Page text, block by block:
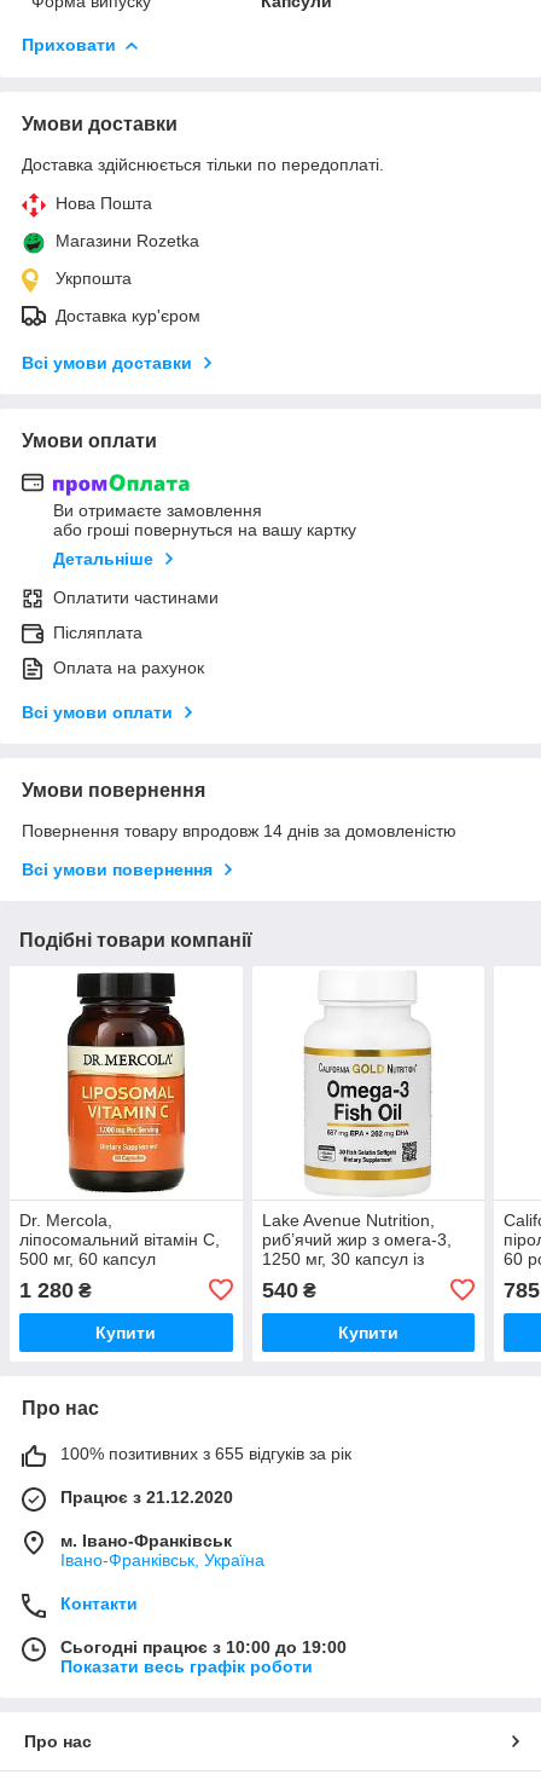
Приховати
Умови доставки
Доставка здійснюється тільки по передоплаті.
Нова Пошта
Магазини Rozetka
Укрпошта
Доставка кур'єром
Всі умови доставки
Умови оплати
Ви отримаєте замовлення
або гроші повернуться на вашу картку
Детальніше
Оплатити частинами
Післяплата
Оплата на рахунок
Всі умови оплати
Умови повернення
Повернення товару впродовж 14 днів за домовленістю
Всі умови повернення
Подібні товари компанії
Dr. Mercola,
ліпосомальний вітамін С,
500 мг, 60 капсул
1 280 ₴
Купити
Lake Avenue Nutrition,
риб’ячий жир з омега-3,
1250 мг, 30 капсул із
540₴
Купити
60
785
Про нас
100% позитивних з 655 відгуків за рік
Працює з 21.12.2020
м. Івано-Франківськ
Івано-Франківськ, Україна
Контакти
Сьогодні працює з 10:00 до 19:00
Показати весь графік роботи
Про нас